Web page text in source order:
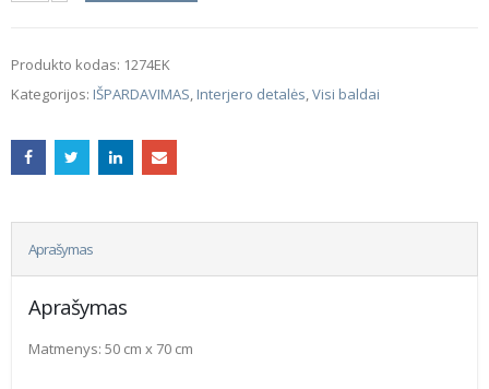
Produkto kodas: 1274EK
Kategorijos: IŠPARDAVIMAS, Interjero detalės,Visi baldai
Aprašymas
Aprašymas
Matmenys: 50 cm x 70 cm